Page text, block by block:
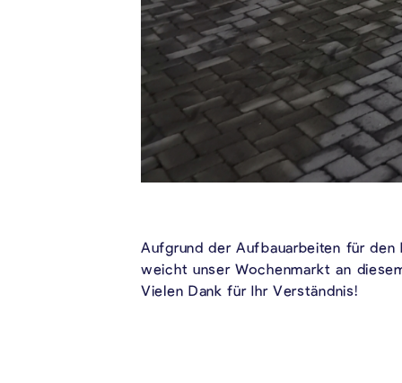
Aufgrund der Aufbauarbeiten für
weicht unser Wochenmarkt an
Vielen Dank für Ihr Verständnis!